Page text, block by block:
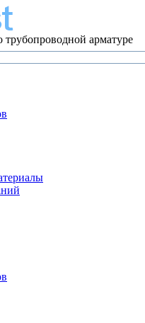
трубопроводной арматуре